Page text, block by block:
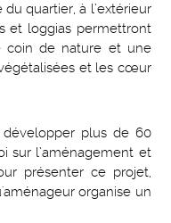
quartier, à l’extérieur
et loggias permettront
coin de nature et une
et les cœur
développer plus de 60
sur l’aménagement et
présenter ce projet,
organise un